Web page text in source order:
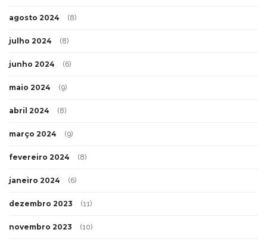
agosto 2024 (8)
julho 2024 (8)
junho 2024 (6)
maio 2024 (9)
abril 2024 (8)
março 2024 (9)
fevereiro 2024 (8)
janeiro 2024 (6)
dezembro 2023 (11)
novembro 2023 (10)